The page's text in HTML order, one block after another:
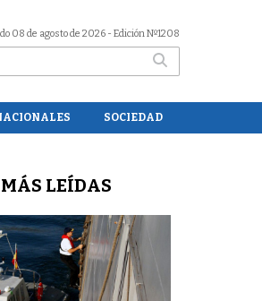
08 de agosto de 2026 - Edición Nº1208
SOCIEDAD
MÁS LEÍDAS